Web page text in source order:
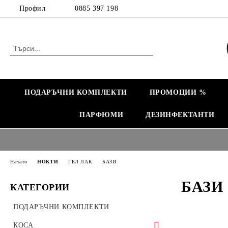
Профил 0885 397 198
ПОДАРЪЧНИ КОМПЛЕКТИ ПРОМОЦИИ %
ПАРФЮМИ ДЕЗИНФЕКТАНТИ
КАТЕГОРИИ
ПОДАРЪЧНИ КОМПЛЕКТИ
КОСА
Начало НОКТИ ГЕЛ ЛАК БАЗИ
БАЗИ